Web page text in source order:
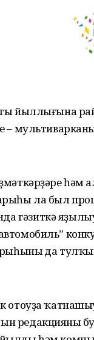
йыллығына
–
ла был
гәзиткә
да
отоуҙа
редакцияның